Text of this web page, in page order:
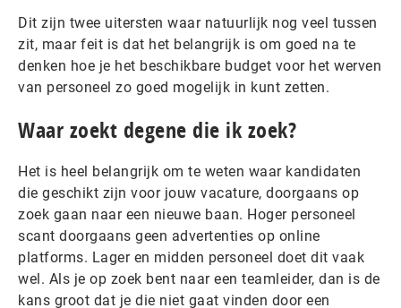
Dit zijn twee uitersten waar natuurlijk nog veel tussen
zit, maar feit is dat het belangrijk is om goed na te
denken hoe je het beschikbare budget voor het werven
van personeel zo goed mogelijk in kunt zetten.
Waar zoekt degene die ik zoek?
Het is heel belangrijk om te weten waar kandidaten
die geschikt zijn voor jouw vacature, doorgaans op
zoek gaan naar een nieuwe baan. Hoger personeel
scant doorgaans geen advertenties op online
platforms. Lager en midden personeel doet dit vaak
wel. Als je op zoek bent naar een teamleider, dan is de
kans groot dat je die niet gaat vinden door een